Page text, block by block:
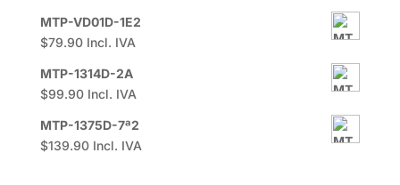
MTP-VD01D-1E2
$79.90 Incl. IVA
MTP-1314D-2A
$99.90 Incl. IVA
MTP-1375D-7ª2
$139.90 Incl. IVA